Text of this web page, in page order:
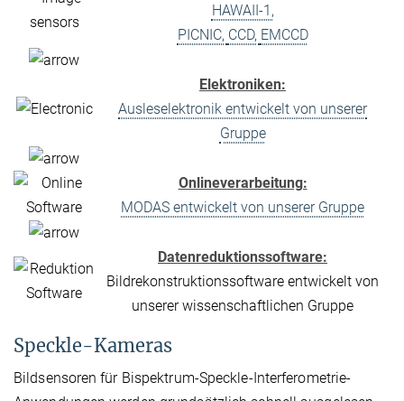
HAWAII-1,
PICNIC, CCD, EMCCD
Elektroniken:
Ausleselektronik entwickelt von unserer
Gruppe
Onlineverarbeitung:
MODAS entwickelt von unserer Gruppe
Datenreduktionssoftware:
Bildrekonstruktionssoftware entwickelt von
unserer wissenschaftlichen Gruppe
Speckle-Kameras
Bildsensoren für Bispektrum-Speckle-Interferometrie-